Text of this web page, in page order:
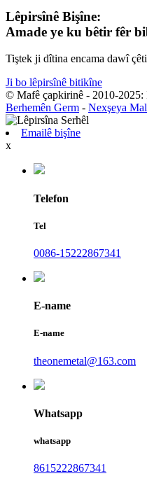
Lêpirsînê Bişîne:
Amade ye ku bêtir fêr
Tiştek ji dîtina encama dawî
Ji bo lêpirsînê bitikîne
© Mafê çapkirinê - 2010-2025:
Berhemên Germ - Nexşeya
Emailê bişîne
x
Telefon
Tel
0086-15222867341
E-name
E-name
theonemetal@163.com
Whatsapp
whatsapp
8615222867341